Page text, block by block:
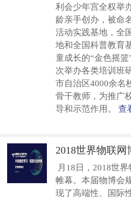
利会少年宫全权举
龄亲手创办，被命
活动实践基地，全
地和全国科普教育
童成长的“金色摇
次举办各类培训班
市自治区4000余名
骨干教师，为推广
导和示范作用。 查
月18日，2018世
帷幕。本届物博会
现了高端性、国际